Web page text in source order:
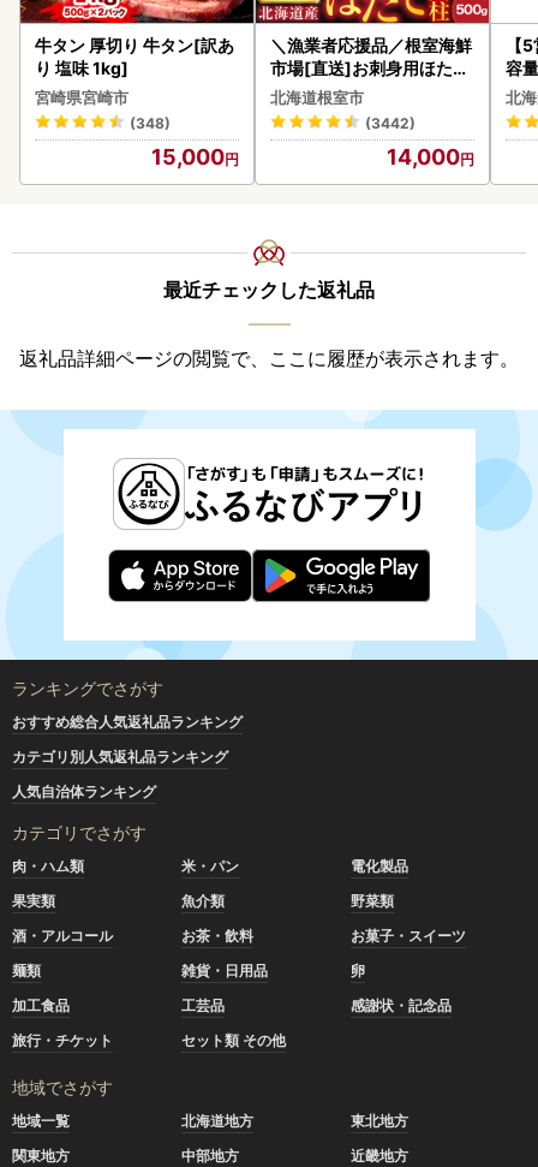
牛タン 厚切り 牛タン[訳あ
り 塩味 1kg]
宮崎県宮崎市
(348)
15,000
＼漁業者応援品／根室海鮮
市場[直送]お刺身用ほたて
貝柱500g A-28002
北海道根室市
(3442)
14,000
【
容
あ
ー
058
北
最近チェックした返礼品
返礼品詳細ページの閲覧で、ここに履歴が表示されます。
ランキングでさがす
おすすめ総合人気返礼品ランキング
カテゴリ別人気返礼品ランキング
人気自治体ランキング
カテゴリでさがす
肉・ハム類 米・パン
電化製品
果実類
魚介類
野菜類
酒・アルコール
お茶・飲料
お菓子・スイーツ
麺類
雑貨・日用品
卵
加工食品
工芸品
感謝状・記念品
旅行・チケット
セット類 その他
地域でさがす
地域一覧 北海道地方
東北地方
関東地方
中部地方
近畿地方